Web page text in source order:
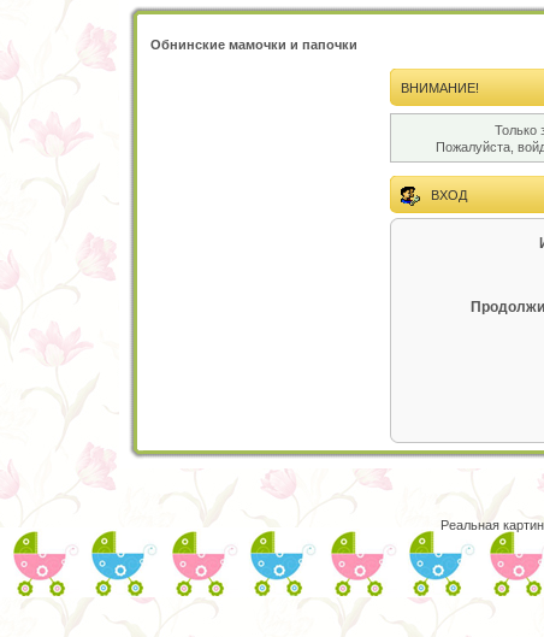
Обнинские мамочки и папочки
ВНИМАНИЕ!
Только
Пожалуйста,
ВХОД
Реальная